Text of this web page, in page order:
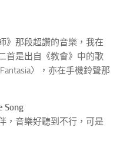
》那段超讚的音樂，我在
首是出自《教會》中的歌
〉，亦在手機鈴聲那
Song
，音樂好聽到不行，可是